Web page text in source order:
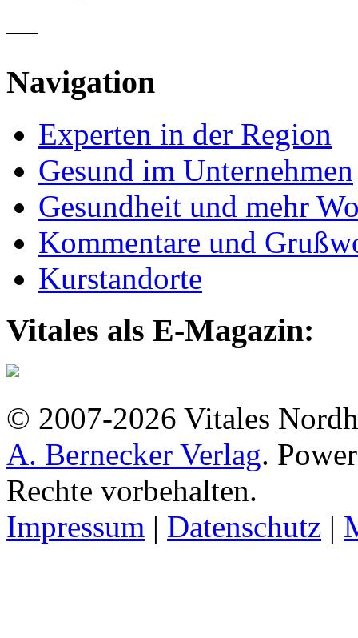
—
Navigation
Experten in der Region
Gesund im Unternehmen
Gesundheit und mehr
Kommentare und
Kurstandorte
Vitales als E-Magazin:
© 2007-2026 Vitales
A. Bernecker Verlag.
Rechte vorbehalten.
Impressum | Datenschutz |